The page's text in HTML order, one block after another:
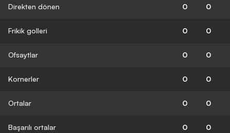
Direkten dönen 0 0
Frikik golleri 0 0
Ofsaytlar 0 0
Kornerler 0 0
Ortalar 0 0
Başarılı ortalar 0 0